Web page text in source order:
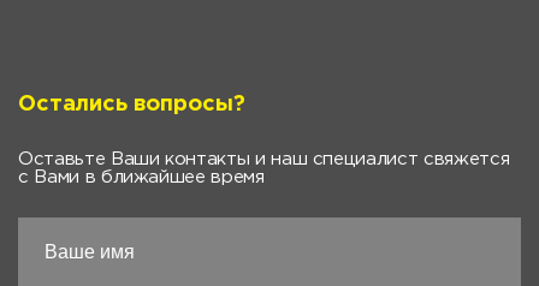
Остались вопросы?
Оставьте Ваши контакты и наш специалист свяжется
с Вами в ближайшее время